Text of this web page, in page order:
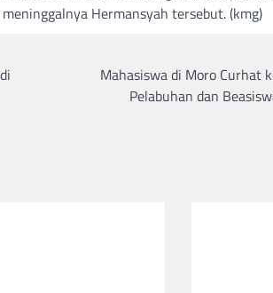
Hermansyah tersebut. (kmg)
Mahasiswa di Moro Curhat
Pelabuhan dan